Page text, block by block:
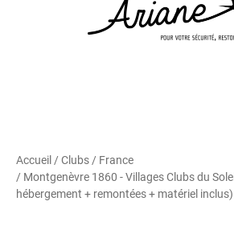
Accueil /Clubs / France
/ Montgenèvre 1860 - Villages Clubs du
hébergement + remontées + matériel inclus)